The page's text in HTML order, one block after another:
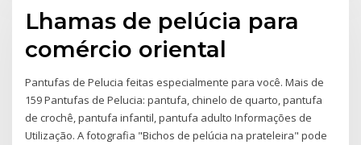
Lhamas de pelúcia para
comércio oriental
Pantufas de Pelucia feitas especialmente para você. Mais de
159 Pantufas de Pelucia: pantufa, chinelo de quarto, pantufa
de crochê, pantufa infantil, pantufa adulto Informações de
Utilização. A fotografia "Bichos de pelúcia na prateleira" pode